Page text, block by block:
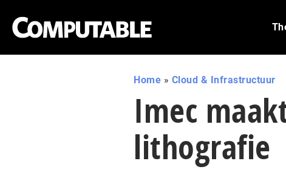
Home » Cloud & Infrastructuur
Imec
lithografie